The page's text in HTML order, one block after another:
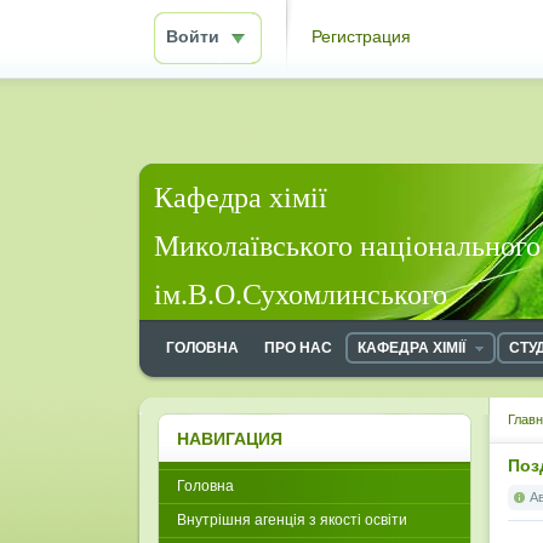
Войти Регистрация
Кафедра хімії
Миколаївського
ім.В.О.Сухомлинського
ГОЛОВНА ПРО НАС КАФЕДРА ХІМІЇ
НАВИГАЦИЯ
Головна
Внутрішня агенція з якості освіти